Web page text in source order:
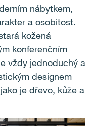
nábytkem,
a osobitost.
kožená
konferenčním
vždy jednoduchý a
designem
je dřevo, kůže a